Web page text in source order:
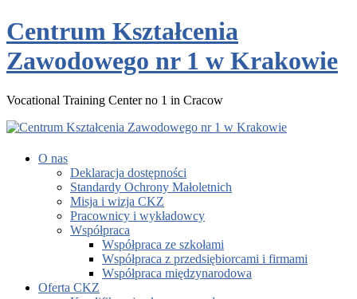
Centrum Kształcenia
Zawodowego nr 1 w Krakowie
Vocational Training Center no 1 in Cracow
O nas
Deklaracja dostępności
Standardy Ochrony Małoletnich
Misja i wizja CKZ
Pracownicy i wykładowcy
Współpraca
Współpraca ze szkołami
Współpraca z przedsiębiorcami i firmami
Współpraca międzynarodowa
Oferta CKZ